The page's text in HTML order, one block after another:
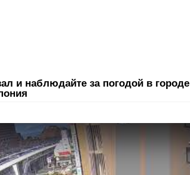
и наблюдайте за погодой в городе